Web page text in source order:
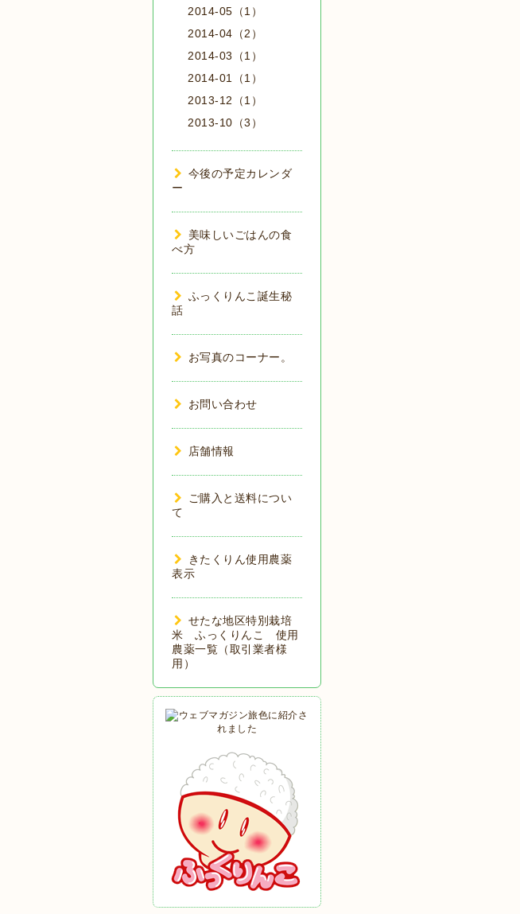
2014-05（1）
2014-04（2）
2014-03（1）
2014-01（1）
2013-12（1）
2013-10（3）
今後の予定カレンダ
ー
美味しいごはんの食
べ方
ふっくりんこ誕生秘
話
お写真のコーナー。
お問い合わせ
店舗情報
ご購入と送料につい
て
きたくりん使用農薬
表示
せたな地区特別栽培
米 ふっくりんこ 使用
農薬一覧（取引業者様
用）